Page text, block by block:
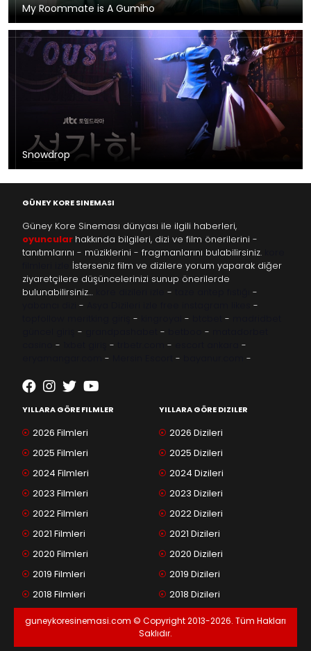
My Roommate is A Gumiho
Snowdrop
GÜNEY KORE SINEMASI
Güney Kore Sineması dünyası ile ilgili haberleri,
oyuncular hakkında bilgileri, dizi ve film önerilerini -
tanıtımlarını - müziklerini - fragmanlarını bulabilirsiniz.
İsterseniz film ve dizilere yorum yaparak diğer
ziyaretçilere düşüncelerinizi sunup önerilerde
bulunabilirsiniz…
-
-
-
-
- - -
- - -
- - -
-
- - -
YILLARA GÖRE FILMLER
2026 Filmleri
2025 Filmleri
2024 Filmleri
2023 Filmleri
2022 Filmleri
2021 Filmleri
2020 Filmleri
2019 Filmleri
2018 Filmleri
YILLARA GÖRE DIZILER
2026 Dizileri
2025 Dizileri
2024 Dizileri
2023 Dizileri
2022 Dizileri
2021 Dizileri
2020 Dizileri
2019 Dizileri
2018 Dizileri
guneykoresinemasi.com © Copyright 2013-2026. Tüm Hakları
Saklıdır.